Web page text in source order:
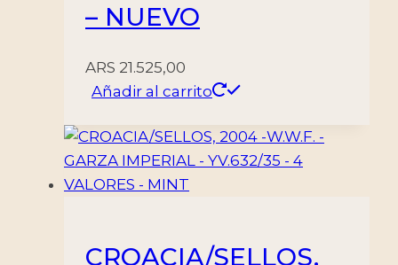
– NUEVO
ARS 21.525,00
Añadir al carrito
CROACIA/SELLOS,